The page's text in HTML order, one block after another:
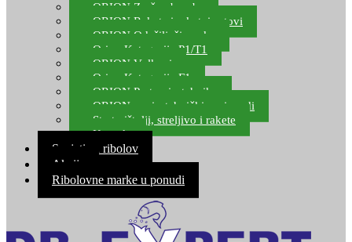
ORION Zračne bombe
ORION Rakete i raketni setovi
ORION Odašiljači zvuka
Orion Kategorija P1/T1
ORION Vulkani
Orion Kategorija F1
ORION Party pirotehnika
ORION nepirotehnički proizvodi
Start pištolji, streljivo i rakete
Kontakt
Savjeti za ribolov
Akcija
Ribolovne marke u ponudi